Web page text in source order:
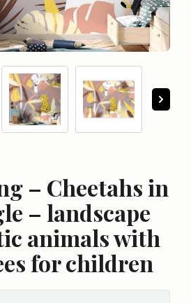
– Cheetahs in
– landscape
animals with
for children